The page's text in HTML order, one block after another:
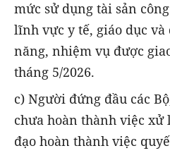
mức sử dụng tài sản
lĩnh vực y tế, giáo dục và
năng, nhiệm vụ được
tháng 5/2026.
c) Người đứng đầu các
chưa hoàn thành việc
đạo hoàn thành việc